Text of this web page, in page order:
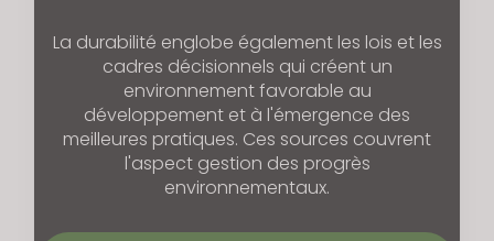
La durabilité englobe également les lois et les
cadres décisionnels qui créent un
environnement favorable au
développement et à l'émergence des
meilleures pratiques. Ces sources couvrent
l'aspect gestion des progrès
environnementaux.